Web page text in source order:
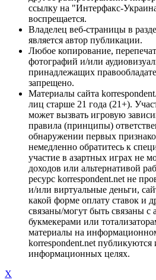
ссылку на "Интерфакс-
воспрещается.
Владелец веб-страницы в
является автор публикации.
Любое копирование,
фотографий и/или
принадлежащих
запрещено.
Материалы сайта
лиц старше 21 года (21+).
может вызвать игровую
правила (принципы)
обнаружении первых
немедленно обратитесь к
участие в азартных играх не
доходов или альтернативой
ресурс korrespondent.net не
и/или виртуальные деньги,
какой форме оплату ставок и
связаны/могут быть связаны с
букмекерами или
материалы на
korrespondent.net публикуются
информационных целях.
X